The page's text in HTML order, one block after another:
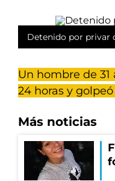
Detenido por privar
Un hombre de
24 horas y
Más noticias